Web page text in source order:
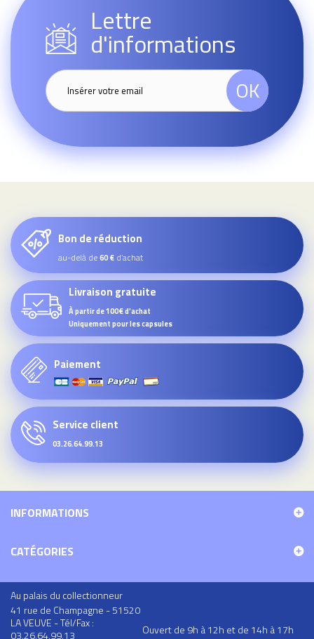
Lettre
d'informations
OK
Bon de réduction
au-delà de60 € d’achat
Livraison gratuite
À partir de 100€ d'achat
Uniquement pour les capsules
Paiement
Service client
03.26.64.99.13
INFORMATIONS
CATÉGORIES
Au palais du collectionneur
41 rue de Champagne - 51520
LA VEUVE - Tél/Fax :
03.26.64.99.13
Ouvert de 9h à 12h et de 14h à 17h